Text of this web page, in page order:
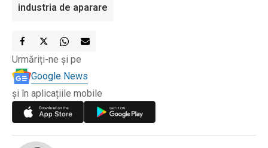
industria de aparare
Urmăriți-ne și pe
Google News
și în aplicațiile mobile